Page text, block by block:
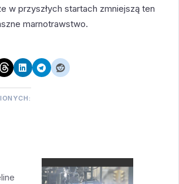
w przyszłych startach zmniejszą ten
marnotrawstwo.